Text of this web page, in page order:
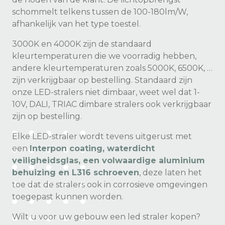
schommelt telkens tussen de 100-180lm/W,
afhankelijk van het type toestel.
3000K en 4000K zijn de standaard
kleurtemperaturen die we voorradig hebben,
andere kleurtemperaturen zoals 5000K, 6500K, …
zijn verkrijgbaar op bestelling. Standaard zijn
onze LED-stralers niet dimbaar, weet wel dat 1-
10V, DALI, TRIAC dimbare stralers ook verkrijgbaar
zijn op bestelling.
Elke LED-straler wordt tevens uitgerust met
een Interpon coating, waterdicht
veiligheidsglas, een volwaardige aluminium
behuizing en L316 schroeven, deze laten het
toe dat de stralers ook in corrosieve omgevingen
toegepast kunnen worden.
Wilt u voor uw gebouw een led straler kopen?